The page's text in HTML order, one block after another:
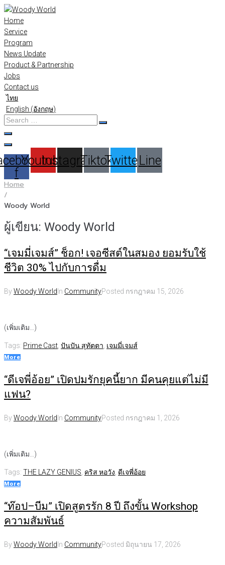
Skip
to
content
Home
Service
Program
News Update
Product & Partnership
Jobs
Contact us
ไทย
English (อังกฤษ)
Search
…
f
Youtube
Instagram
TiktokTwitterLine
Home
/
Woody World
ผู้เขียน: Woody World
“เจมมี่เจมส์” ช็อก! เจอซีสต์ในสมอง ยอมรับใช้
ชีวิต 30% ไปกับการดื่ม
ByWoody WorldIn CommunityPosted กรกฎาคม 15, 2026
(เพิ่มเติม…)
Tags: Prime Cast ปันปัน สุทัตตา เจมมี่เจมส์
More
“ดีเจพี่อ้อย” เปิดปมรักยุคนี้ยาก มีคนคุยแต่ไม่มี
แฟน?
ByWoody WorldIn CommunityPosted กรกฎาคม 1, 2026
(เพิ่มเติม…)
Tags: THE LAZY GENIUS คริส หอวัง ดีเจพี่อ้อย
More
“ท๊อป–บีม” เปิดสูตรรัก 8 ปี ถึงขั้น Workshop
ความสัมพันธ์
ByWoody WorldIn CommunityPosted มิถุนายน 17, 2026